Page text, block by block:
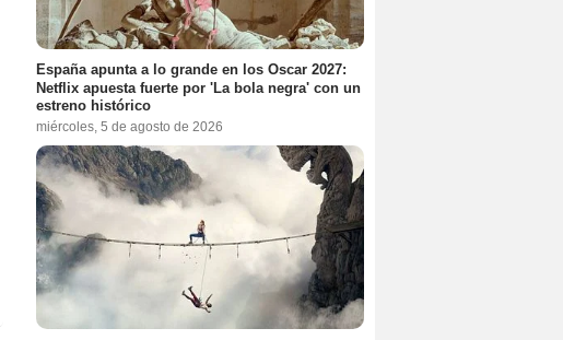
España apunta a lo grande en los Oscar 2027:
Netflix apuesta fuerte por 'La bola negra' con un
estreno histórico
miércoles, 5 de agosto de 2026